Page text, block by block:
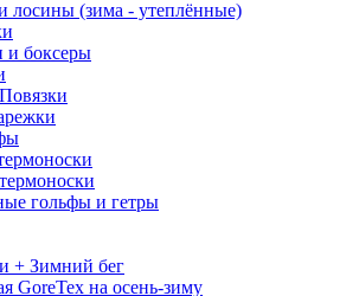
лосины (зима - утеплённые)
и боксеры
гольфы и гетры
+ Зимний бег
GoreTex на осень-зиму